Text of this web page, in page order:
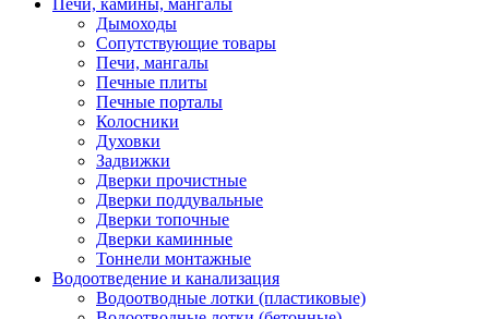
Печи, камины, мангалы
Дымоходы
Сопутствующие товары
Печи, мангалы
Печные плиты
Печные порталы
Колосники
Духовки
Задвижки
Дверки прочистные
Дверки поддувальные
Дверки топочные
Дверки каминные
Тоннели монтажные
Водоотведение и канализация
Водоотводные лотки (пластиковые)